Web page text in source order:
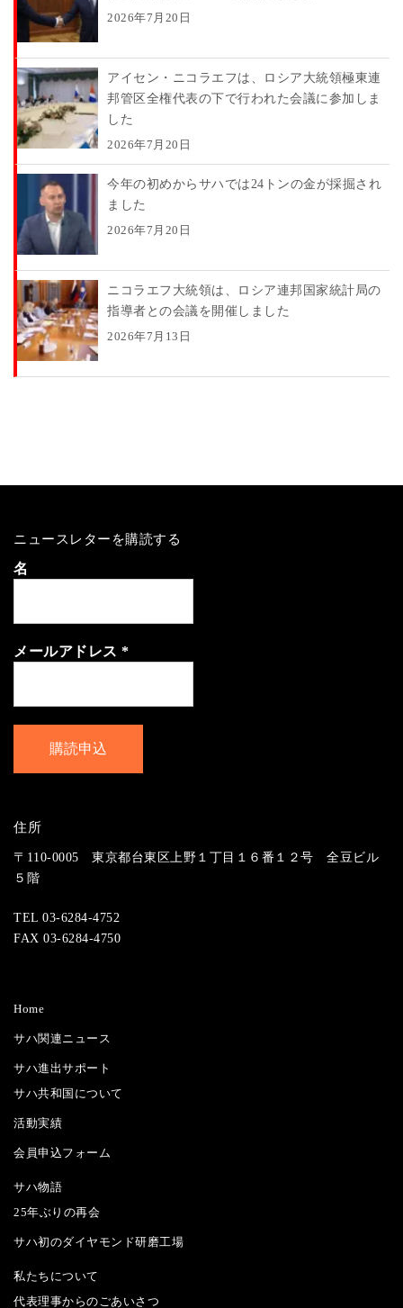
2026年7月20日
アイセン・ニコラエフは、ロシア大統領極東連
邦管区全権代表の下で行われた会議に参加しま
した
2026年7月20日
今年の初めからサハでは24トンの金が採掘され
ました
2026年7月20日
ニコラエフ大統領は、ロシア連邦国家統計局の
指導者との会議を開催しました
2026年7月13日
ニュースレターを購読する
名
メールアドレス *
住所
〒110-0005 東京都台東区上野１丁目１６番１２号 全豆ビル
５階
TEL 03-6284-4752
FAX 03-6284-4750
Home
サハ関連ニュース
サハ進出サポート
サハ共和国について
活動実績
会員申込フォーム
サハ物語
25年ぶりの再会
サハ初のダイヤモンド研磨工場
私たちについて
代表理事からのごあいさつ